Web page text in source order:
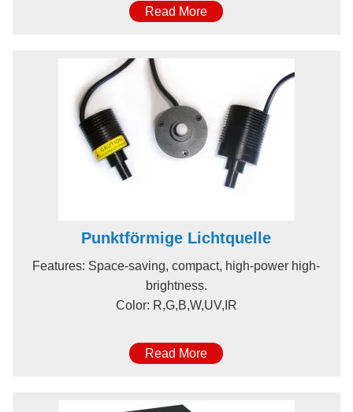
Read More
Punktförmige Lichtquelle
Features: Space-saving, compact, high-power high-
brightness.
Color: R,G,B,W,UV,IR
Read More